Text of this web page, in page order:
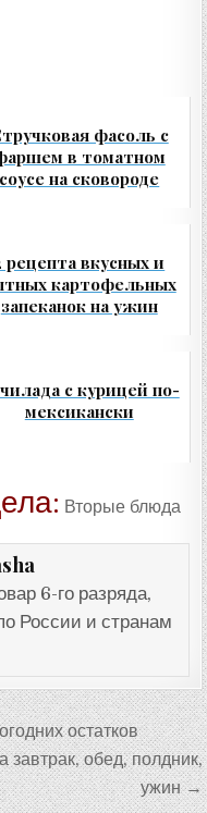
фасоль с
в томатном
соусе на сковороде
рецепта вкусных и
картофельных
запеканок на ужин
с курицей по-
мексикански
Вторые блюда
6-го разряда,
России и странам
остатков
завтрак, обед, полдник,
ужин →